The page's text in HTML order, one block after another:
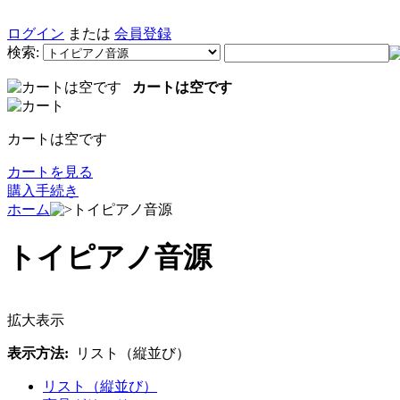
ログイン または 会員登録
検索:
カートは空です
カートは空です
カートを見る
購入手続き
ホーム
トイピアノ音源
トイピアノ音源
拡大表示
表示方法: リスト（縦並び）
リスト（縦並び）